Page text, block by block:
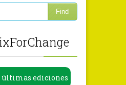
últimas ediciones